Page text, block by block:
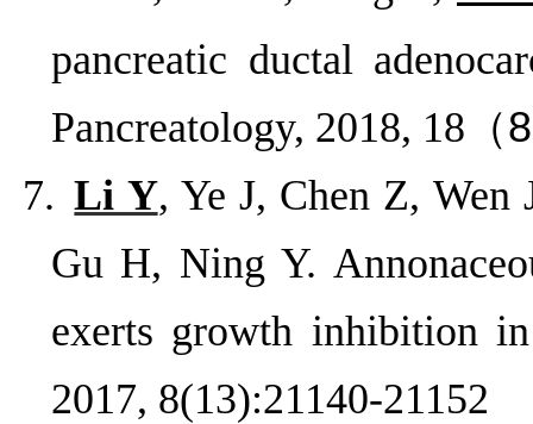
pancreatic ductal
Pancreatology, 2018, 18 （8
7. Li Y, Ye J, Chen Z,
Gu H, Ning Y.
exerts growth inhibition
2017, 8(13):21140-21152